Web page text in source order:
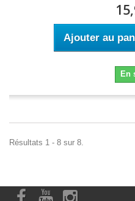
Ajouter au
En
Résultats 1 - 8 sur 8.